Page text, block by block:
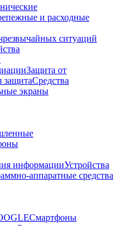
и расходные
ситуаций
Защита от
защитаСредства
экраны
информацииУстройства
аппаратные средства
Смартфоны